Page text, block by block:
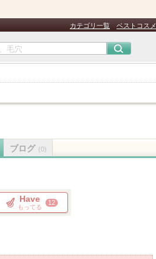
カテゴリ一覧 ベストコスメ
ブログ (0)
Have
もってる
12